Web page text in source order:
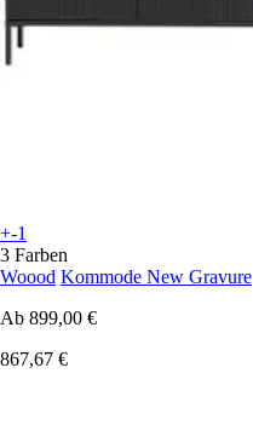
+-1
3 Farben
Woood Kommode New Gravure
Ab 899,00 €
867,67 €